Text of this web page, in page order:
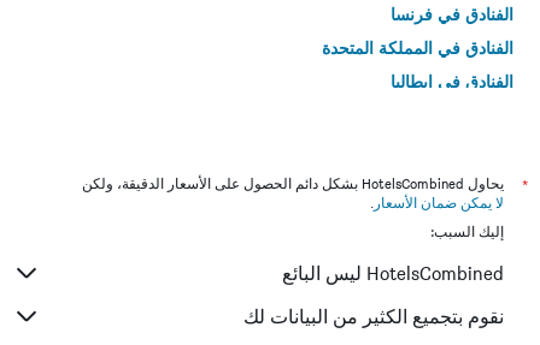
الفنادق في فرنسا
الفنادق في المملكة المتحدة
الفنادق في إيطاليا
*
يحاول HotelsCombined بشكل دائم الحصول على الأسعار الدقيقة، ولكن
لا يمكن ضمان الأسعار .
إليك السبب:
HotelsCombined ليس البائع
نقوم بتجميع الكثير من البيانات لك